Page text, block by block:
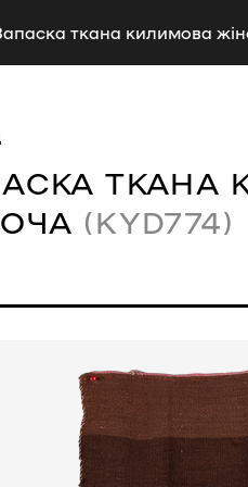
ткана килимова
ТКАНА
(KYD774)